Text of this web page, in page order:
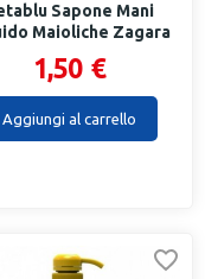
Sapone Mani
Maioliche Zagara
1,50 €
Aggiungi al carrello